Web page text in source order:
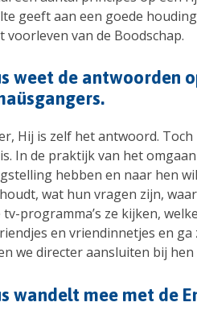
geeft aan een goede
voorleven van de Boodschap.
weet de antwoorden
Hij is zelf het antwoord.
In de praktijk van het
hebben en naar hen
wat hun vragen zijn,
tv-programma’s ze kijken,
en vriendinnetjes en
we directer aansluiten bij hen
wandelt mee met de